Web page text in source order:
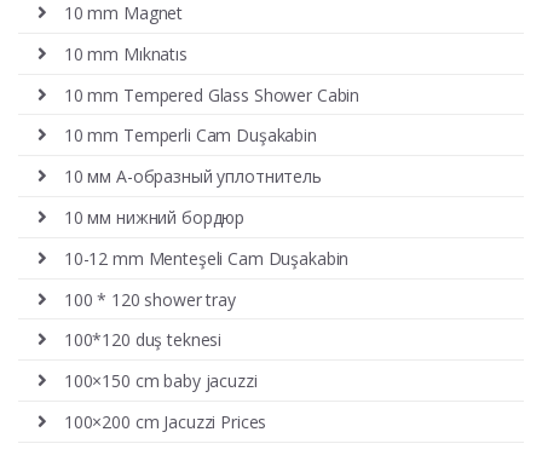
10 mm Magnet
10 mm Mıknatıs
10 mm Tempered Glass Shower Cabin
10 mm Temperli Cam Duşakabin
10 мм А-образный уплотнитель
10 мм нижний бордюр
10-12 mm Menteşeli Cam Duşakabin
100 * 120 shower tray
100*120 duş teknesi
100×150 cm baby jacuzzi
100×200 cm Jacuzzi Prices